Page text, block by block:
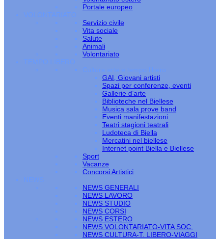
Portale europeo
VOLONTARIATO
Servizio civile
Vita sociale
Salute
Animali
Volontariato
TEMPO LIBERO
Cultura arte e tempo libero
GAI, Giovani artisti
Spazi per conferenze, eventi
Gallerie d’arte
Biblioteche nel Biellese
Musica sala prove band
Eventi manifestazioni
Teatri stagioni teatrali
Ludoteca di Biella
Mercatini nel biellese
Internet point Biella e Biellese
Sport
Vacanze
Concorsi Artistici
NEWS
NEWS GENERALI
NEWS LAVORO
NEWS STUDIO
NEWS CORSI
NEWS ESTERO
NEWS VOLONTARIATO-VITA SOC.
NEWS CULTURA-T. LIBERO-VIAGGI